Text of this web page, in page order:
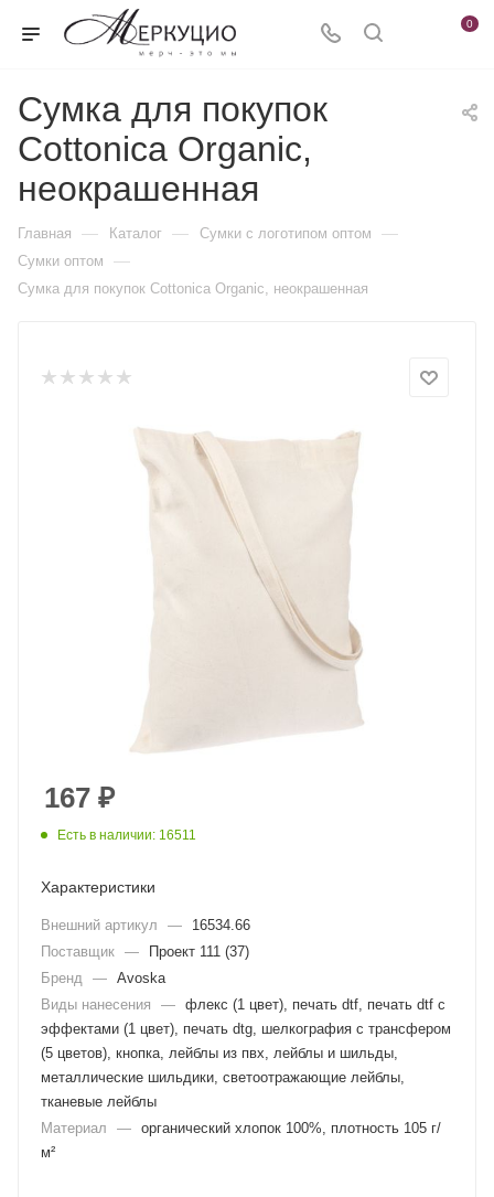
0
Сумка для покупок
Cottonica Organic,
неокрашенная
Главная — Каталог — Сумки с логотипом оптом —
Сумки оптом —
Сумка для покупок Cottonica Organic, неокрашенная
167 ₽
Есть в наличии: 16511
Характеристики
Внешний артикул —
16534.66
Поставщик —
Проект 111 (37)
Бренд
— Avoska
Виды нанесения
— флекс (1 цвет), печать dtf, печать dtf с
эффектами (1 цвет), печать dtg, шелкография с трансфером
(5 цветов), кнопка, лейблы из пвх, лейблы и шильды,
металлические шильдики, светоотражающие лейблы,
тканевые лейблы
Материал
— органический хлопок 100%, плотность 105 г/
м²